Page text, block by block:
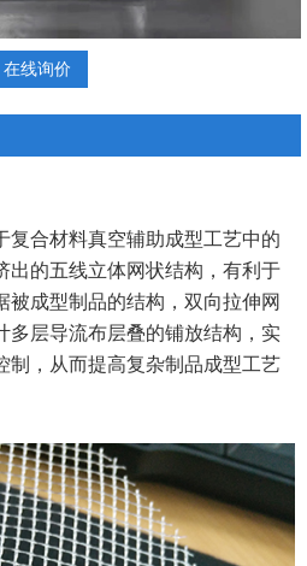
在线询价
合材料真空辅助成型工艺中的
出的五线立体网状结构，有利于
被成型制品的结构，双向拉伸网
多层导流布层叠的铺放结构，实
制，从而提高复杂制品成型工艺